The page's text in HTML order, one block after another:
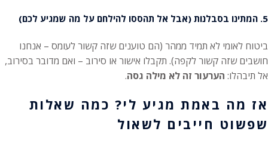
5. המתינו בסבלנות (אבל אל תהססו להילחם על מה שמגיע לכם)
ביטוח לאומי לא תמיד ממהר (הם טוענים שזה קשור לעומס – אנחנו
חושבים שזה קשור לקפה). תקבלו אישור או סירוב – ואם מדובר בסירוב,
אל תיבהלו: הערעור זה לא מילה גסה.
אז מה באמת מגיע לי? כמה שאלות
שפשוט חייבים לשאול